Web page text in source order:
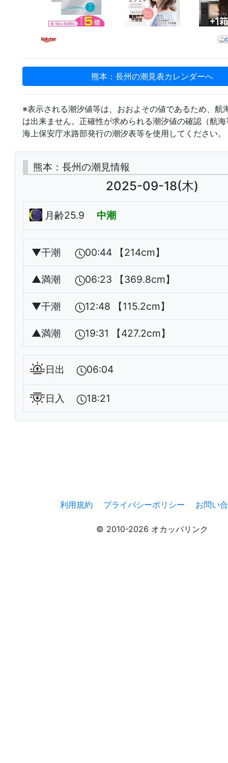
熊本：長州の潮見表カレンダーへ
※表示される潮汐値等は、おおよその値であるため、航
は出来ません。正確性が求められる潮汐値の確認（航
海上保安庁水路部発行の潮汐表等を使用してください。
熊本：長州の潮見情報
2025-09-18(木)
月齢25.9 中潮
▼干潮 00:44 【214cm】
▲満潮 06:23 【369.8cm】
▼干潮 12:48 【115.2cm】
▲満潮 19:31 【427.2cm】
日出 06:04
日入 18:21
利用規約 プライバシーポリシー お問い
© 2010-2026 オカッパリンク